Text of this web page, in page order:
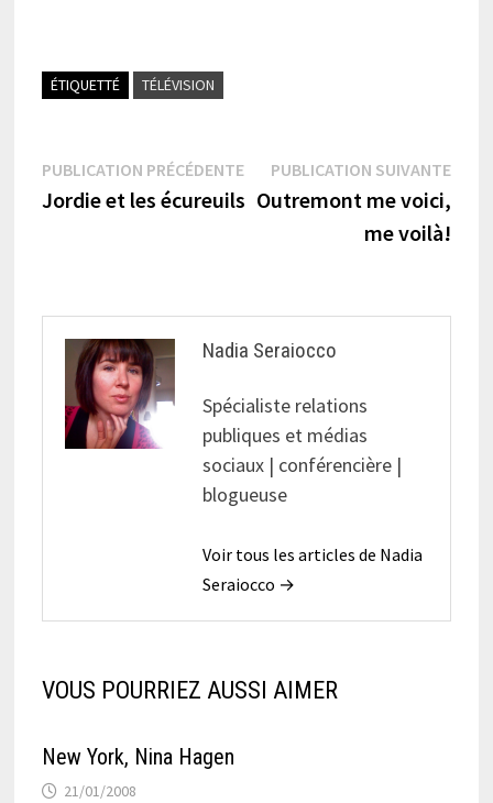
ÉTIQUETTÉ TÉLÉVISION
Navigation
de
PUBLICATION PRÉCÉDENTEPublication
précédente :
Jordie et les écureuils
PUBLICATION SUIVANTE
Outremont me voici,
me voilà!
Nadia Seraiocco
Spécialiste relations
publiques et médias
sociaux | conférencière |
blogueuse
Voir tous les articles de Nadia
Seraiocco →
VOUS POURRIEZ AUSSI AIMER
New York, Nina Hagen
21/01/2008